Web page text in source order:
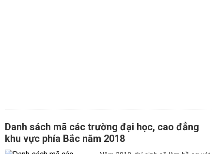
Danh sách mã các trường đại học, cao đẳng
khu vực phía Bắc năm 2018